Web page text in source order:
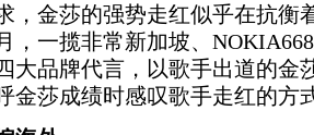
，金莎的强势走红似乎在抗衡
，一揽非常新加坡、
大品牌代言，以歌手出道的金
金莎成绩时感叹歌手走红的方